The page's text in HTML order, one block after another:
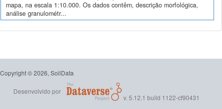
mapa, na escala 1:10.000. Os dados contêm, descrição morfológica,
análise granulométr...
Copyright © 2026, SoilData
Desenvolvido por
v. 5.12.1 build 1122-cf90431